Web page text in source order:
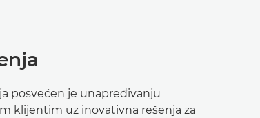
posvećen je unapređivanju
klijentim uz inovativna rešenja za